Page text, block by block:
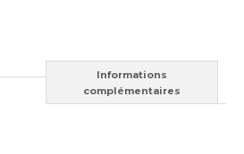
Informations
complémentaires